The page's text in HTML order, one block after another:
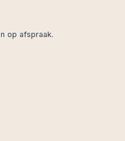
op afspraak.